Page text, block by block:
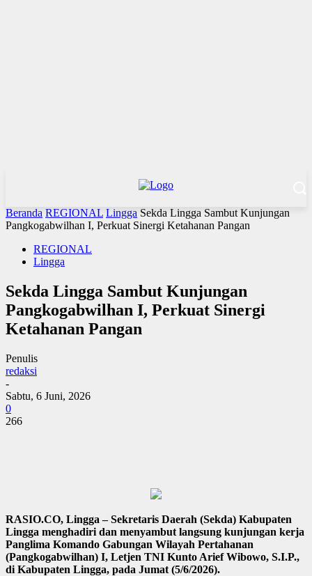
Beranda REGIONAL Lingga Sekda Lingga Sambut Kunjungan
Pangkogabwilhan I, Perkuat Sinergi Ketahanan Pangan
REGIONAL
Lingga
Sekda Lingga Sambut Kunjungan
Pangkogabwilhan I, Perkuat Sinergi
Ketahanan Pangan
Penulis
redaksi
-
Sabtu, 6 Juni, 2026
0
266
RASIO.CO, Lingga – Sekretaris Daerah (Sekda) Kabupaten
Lingga menghadiri dan menyambut langsung kunjungan kerja
Panglima Komando Gabungan Wilayah Pertahanan
(Pangkogabwilhan) I, Letjen TNI Kunto Arief Wibowo, S.I.P.,
di Kabupaten Lingga, pada Jumat (5/6/2026).